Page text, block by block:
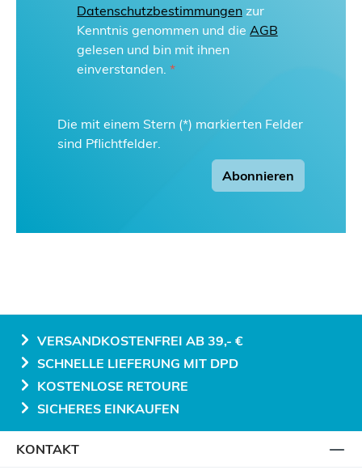
Datenschutzbestimmungen zur
Kenntnis genommen und die AGB
gelesen und bin mit ihnen
einverstanden. *
Die mit einem Stern (*) markierten Felder
sind Pflichtfelder.
Abonnieren
VERSANDKOSTENFREI AB 39,- €
SCHNELLE LIEFERUNG MIT DPD
KOSTENLOSE RETOURE
SICHERES EINKAUFEN
KONTAKT